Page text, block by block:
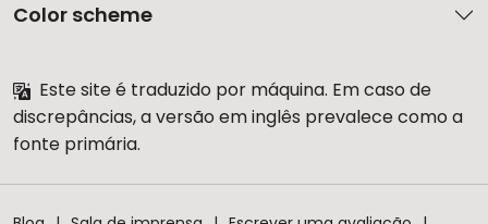
Color scheme
Este site é traduzido por máquina. Em caso de
discrepâncias, a versão em inglês prevalece como a
fonte primária.